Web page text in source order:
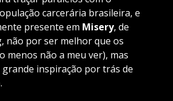
carcerária brasileira, e
presente em Misery, de
não por ser melhor que os
menos não a meu ver), mas
inspiração por trás de
.